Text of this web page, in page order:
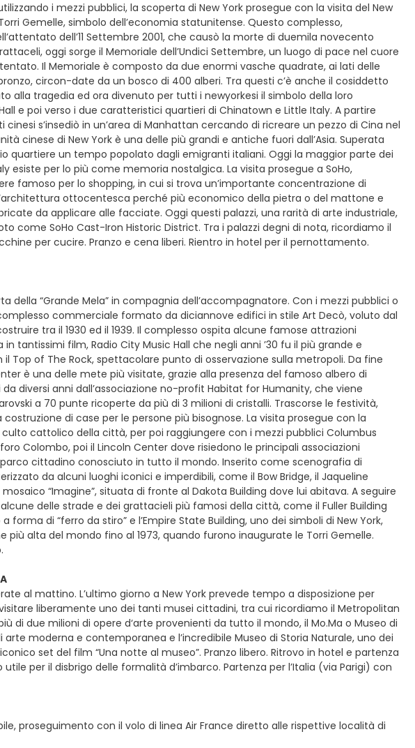
i mezzi pubblici, la scoperta di New York prosegue con la visita del New
Gemelle, simbolo dell’economia statunitense. Questo complesso,
dell’11 Settembre 2001, che causò la morte di duemila novecento
oggi sorge il Memoriale dell’Undici Settembre, un luogo di pace nel cuore
Il Memoriale è composto da due enormi vasche quadrate, ai lati delle
circon-date da un bosco di 400 alberi. Tra questi c’è anche il cosiddetto
alla tragedia ed ora divenuto per tutti i newyorkesi il simbolo della loro
e poi verso i due caratteristici quartieri di Chinatown e Little Italy. A partire
s’insediò in un’area di Manhattan cercando di ricreare un pezzo di Cina nel
cinese di New York è una delle più grandi e antiche fuori dall’Asia. Superata
quartiere un tempo popolato dagli emigranti italiani. Oggi la maggior parte dei
esiste per lo più come memoria nostalgica. La visita prosegue a SoHo,
famoso per lo shopping, in cui si trova un’importante concentrazione di
ottocentesca perché più economico della pietra o del mattone e
da applicare alle facciate. Oggi questi palazzi, una rarità di arte industriale,
come SoHo Cast-Iron Historic District. Tra i palazzi degni di nota, ricordiamo il
per cucire. Pranzo e cena liberi. Rientro in hotel per il pernottamento.
della “Grande Mela” in compagnia dell’accompagnatore. Con i mezzi pubblici o
commerciale formato da diciannove edifici in stile Art Decò, voluto dal
tra il 1930 ed il 1939. Il complesso ospita alcune famose attrazioni
tantissimi film, Radio City Music Hall che negli anni ’30 fu il più grande e
Top of The Rock, spettacolare punto di osservazione sulla metropoli. Da fine
è una delle mete più visitate, grazie alla presenza del famoso albero di
diversi anni dall’associazione no-profit Habitat for Humanity, che viene
a 70 punte ricoperte da più di 3 milioni di cristalli. Trascorse le festività,
di case per le persone più bisognose. La visita prosegue con la
cattolico della città, per poi raggiungere con i mezzi pubblici Columbus
Colombo, poi il Lincoln Center dove risiedono le principali associazioni
cittadino conosciuto in tutto il mondo. Inserito come scenografia di
da alcuni luoghi iconici e imperdibili, come il Bow Bridge, il Jaqueline
“Imagine”, situata di fronte al Dakota Building dove lui abitava. A seguire
delle strade e dei grattacieli più famosi della città, come il Fuller Building
di “ferro da stiro” e l’Empire State Building, uno dei simboli di New York,
alta del mondo fino al 1973, quando furono inaugurate le Torri Gemelle.
al mattino. L’ultimo giorno a New York prevede tempo a disposizione per
liberamente uno dei tanti musei cittadini, tra cui ricordiamo il Metropolitan
di due milioni di opere d‘arte provenienti da tutto il mondo, il Mo.Ma o Museo di
moderna e contemporanea e l’incredibile Museo di Storia Naturale, uno dei
set del film “Una notte al museo”. Pranzo libero. Ritrovo in hotel e partenza
per il disbrigo delle formalità d’imbarco. Partenza per l’Italia (via Parigi) con
proseguimento con il volo di linea Air France diretto alle rispettive località di